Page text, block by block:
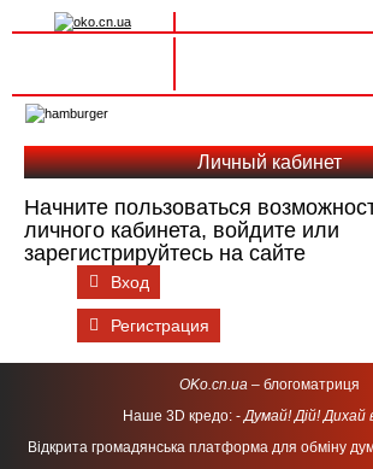
navigation
Личный кабинет
Начните пользоваться
личного кабинета, войдите или
зарегистрируйтесь на сайте
Вход
Регистрация
OKo.cn.ua – блогоматриця
Наше 3D кредо: -Думай! Дій! Дихай
Відкрита громадянська платформа для обміну